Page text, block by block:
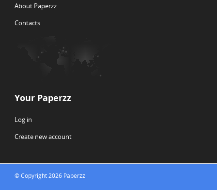
About Paperzz
Contacts
Your Paperzz
Log in
Create new account
© Copyright 2026 Paperzz